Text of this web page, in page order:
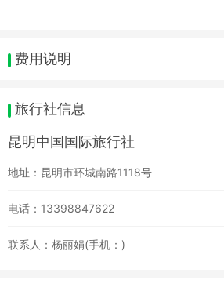
费用说明
旅行社信息
昆明中国国际旅行社
地址：昆明市环城南路1118号
电话：13398847622
联系人：杨丽娟(手机：)